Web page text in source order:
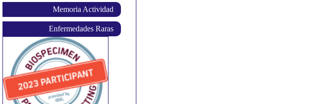
Memoria Actividad
Enfermedades Raras